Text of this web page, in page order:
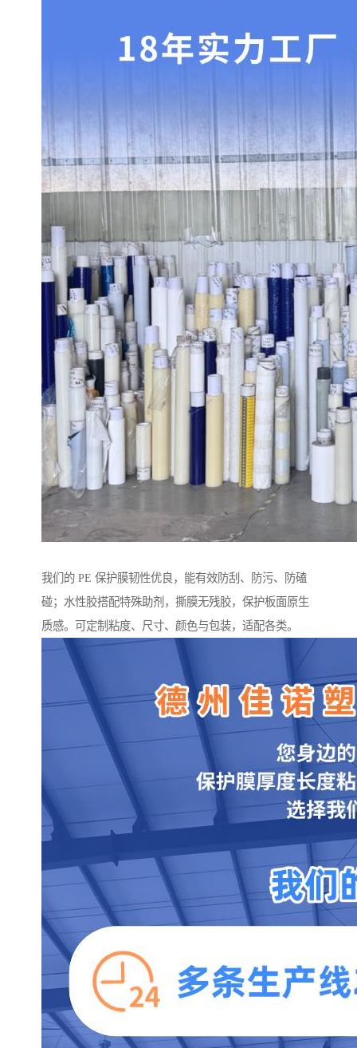
我们的 PE 保护膜韧性优良，能有效防刮、防污、防磕
碰；水性胶搭配特殊助剂，撕膜无残胶，保护板面原生
质感。可定制粘度、尺寸、颜色与包装，适配各类。